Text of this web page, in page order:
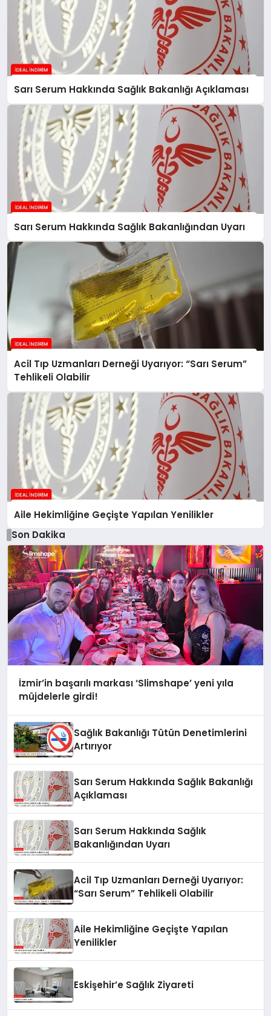
Sarı Serum Hakkında Sağlık Bakanlığı Açıklaması
Sarı Serum Hakkında Sağlık Bakanlığından Uyarı
Acil Tıp Uzmanları Derneği Uyarıyor: “Sarı Serum”
Tehlikeli Olabilir
Aile Hekimliğine Geçişte Yapılan Yenilikler
Son Dakika
İzmir’in başarılı markası ‘Slimshape’ yeni yıla
müjdelerle girdi!
Sağlık Bakanlığı Tütün Denetimlerini
Artırıyor
Sarı Serum Hakkında Sağlık Bakanlığı
Açıklaması
Sarı Serum Hakkında Sağlık
Bakanlığından Uyarı
Acil Tıp Uzmanları Derneği Uyarıyor:
“Sarı Serum” Tehlikeli Olabilir
Aile Hekimliğine Geçişte Yapılan
Yenilikler
Eskişehir’e Sağlık Ziyareti